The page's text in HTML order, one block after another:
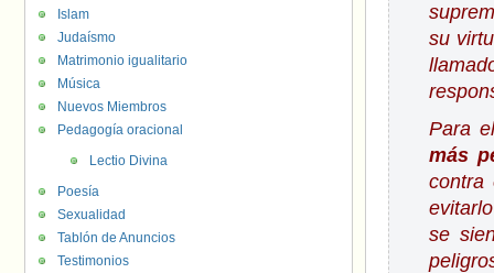
su
Para
más
contra
se
Islam
Judaísmo
Matrimonio igualitario
Música
Nuevos Miembros
Pedagogía oracional
Lectio Divina
Poesía
Sexualidad
Tablón de Anuncios
Testimonios